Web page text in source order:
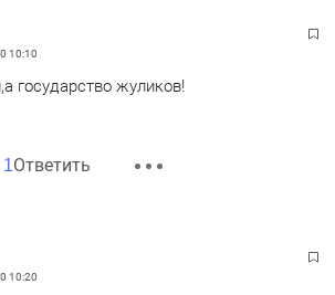
10:10
государство жуликов!
1Ответить
10:20